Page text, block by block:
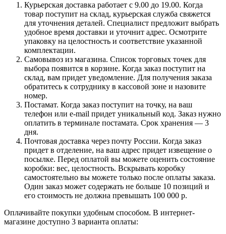
Курьерская доставка работает с 9.00 до 19.00. Когда
товар поступит на склад, курьерская служба свяжется
для уточнения деталей. Специалист предложит выбрать
удобное время доставки и уточнит адрес. Осмотрите
упаковку на целостность и соответствие указанной
комплектации.
Самовывоз из магазина. Список торговых точек для
выбора появится в корзине. Когда заказ поступит на
склад, вам придет уведомление. Для получения заказа
обратитесь к сотруднику в кассовой зоне и назовите
номер.
Постамат. Когда заказ поступит на точку, на ваш
телефон или e-mail придет уникальный код. Заказ нужно
оплатить в терминале постамата. Срок хранения — 3
дня.
Почтовая доставка через почту России. Когда заказ
придет в отделение, на ваш адрес придет извещение о
посылке. Перед оплатой вы можете оценить состояние
коробки: вес, целостность. Вскрывать коробку
самостоятельно вы можете только после оплаты заказа.
Один заказ может содержать не больше 10 позиций и
его стоимость не должна превышать 100 000 р.
Оплачивайте покупки удобным способом. В интернет-
магазине доступно 3 варианта оплаты: